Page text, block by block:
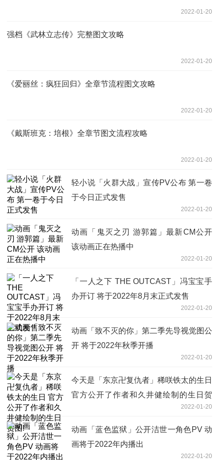
2022-01-20
强档《武林立志传》完整图文攻略
2022-01-20
《爱丽丝：疯狂回归》全章节流程图文攻略
2022-01-20
《戴斯班克：培根》全章节图文流程攻略
2022-01-20
轻小说「火群大战」宣传PV公布 第一卷
于今日正式发售
2022-01-20
动画「鬼灭之刃 游郭篇」最新CM公开
该动画正在热播中
2022-01-20
「一人之下 THE OUTCAST」冯宝宝手
办开订 将于2022年8月末正式发售
2022-01-20
动画「致不灭的你」第二季先导视觉图公
开 将于2022年秋季开播
2022-01-20
今天是「东京卍复仇者」稀咲铁太的生日
官方公开了作者和久井健绘制的生日贺
2022-01-20
动画「蓝色监狱」公开洁世一角色PV 动
画将于2022年内播出
2022-01-20